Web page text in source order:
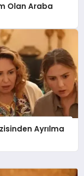
Olan Araba
Ayrılma